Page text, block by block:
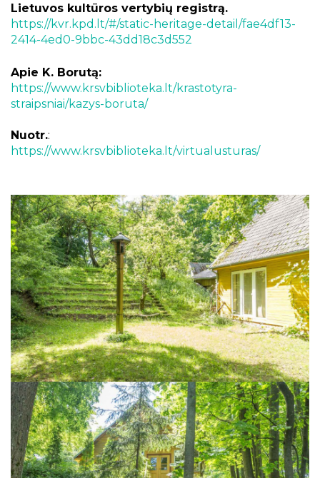
Lietuvos kultūros vertybių registrą.
https://kvr.kpd.lt/#/static-heritage-detail/fae4df13-
2414-4ed0-9bbc-43dd18c3d552
Apie K. Borutą:
https://www.krsvbiblioteka.lt/krastotyra-
straipsniai/kazys-boruta/
Nuotr.:
https://www.krsvbiblioteka.lt/virtualusturas/